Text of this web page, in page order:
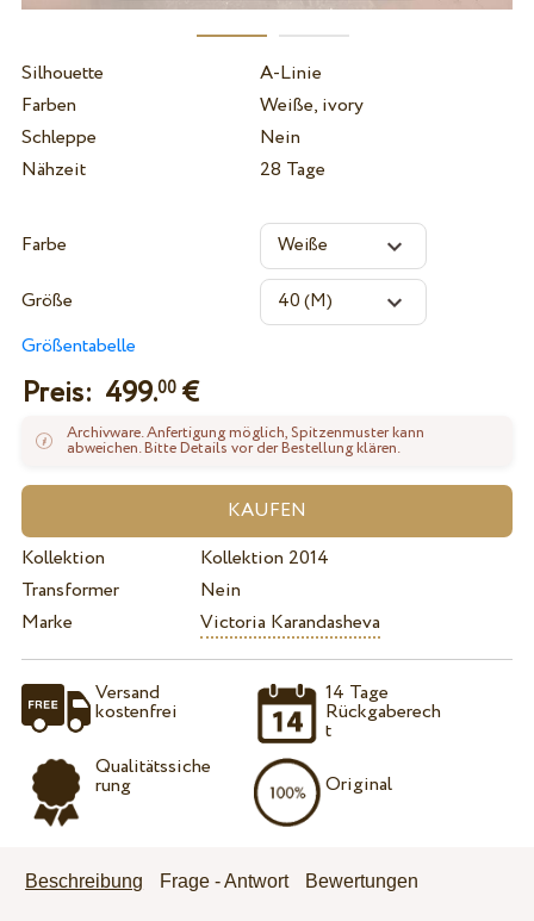
Silhouette
A-Linie
Farben
Weiße, ivory
Schleppe
Nein
Nähzeit
28 Tage
Farbe
Größe
Größentabelle
Preis: 499.00€
Archivware. Anfertigung möglich, Spitzenmuster kann
abweichen. Bitte Details vor der Bestellung klären.
Kollektion
Kollektion 2014
Transformer
Nein
Marke
Victoria Karandasheva
Versand
kostenfrei
Qualitätssiche
rung
14 Tage
Rückgaberech
t
Original
Beschreibung Frage - Antwort Bewertungen